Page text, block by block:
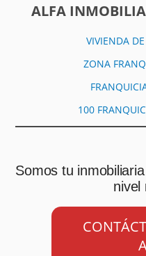
ALFA
VIVIENDA
ZONA
100
Somos tu
nivel